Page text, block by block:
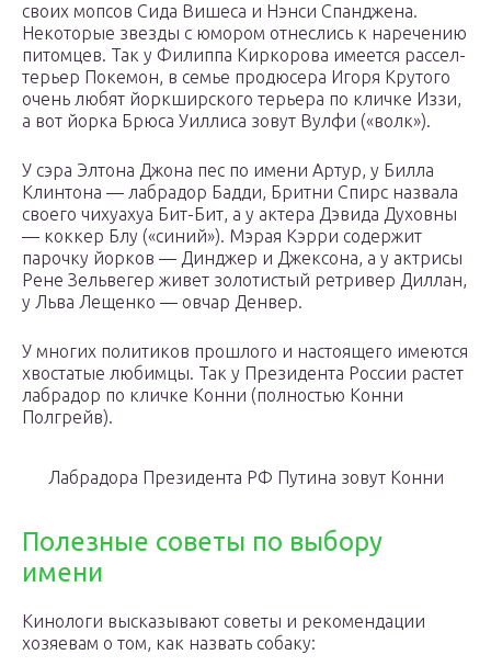
своих мопсов Сида Вишеса и Нэнси Спанджена.
Некоторые звезды с юмором отнеслись к наречению
питомцев. Так у Филиппа Киркорова имеется рассел-
терьер Покемон, в семье продюсера Игоря Крутого
очень любят йоркширского терьера по кличке Иззи,
а вот йорка Брюса Уиллиса зовут Вулфи («волк»).
У сэра Элтона Джона пес по имени Артур, у Билла
Клинтона — лабрадор Бадди, Бритни Спирс назвала
своего чихуахуа Бит-Бит, а у актера Дэвида Духовны
— коккер Блу («синий»). Мэрая Кэрри содержит
парочку йорков — Динджер и Джексона, а у актрисы
Рене Зельвегер живет золотистый ретривер Диллан,
у Льва Лещенко — овчар Денвер.
У многих политиков прошлого и настоящего имеются
хвостатые любимцы. Так у Президента России растет
лабрадор по кличке Конни (полностью Конни
Полгрейв).
Лабрадора Президента РФ Путина зовут Конни
Полезные советы по выбору
имени
Кинологи высказывают советы и рекомендации
хозяевам о том, как назвать собаку: